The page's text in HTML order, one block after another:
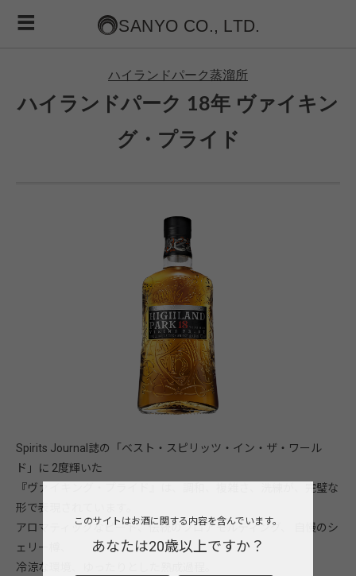
ハイランドパーク蒸溜所
ハイランドパーク 18年 ヴァイキン
グ・プライド
Spirits Journal誌の「ベスト・スピリッツ・イン・ザ・ワール
ド」に 2度輝いた
『ヴァイキング・プライド』は、調和、複雑さ、洗練が、完璧な
形で表現されています。
アロマティックなピート、伝統のフロアモルティング、 自慢のシ
ェリー樽、
冷涼な環境、ゆったりとした熟成過程。
このサイトはお酒に関する内容を含んでいます。
あなたは20歳以上ですか？